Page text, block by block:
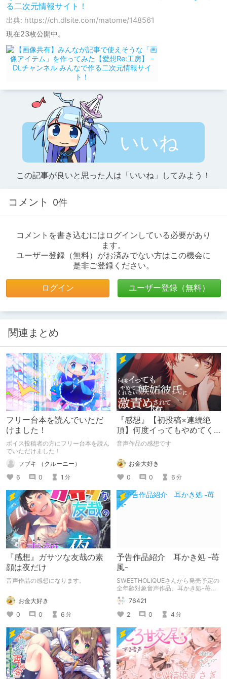
る二次元情報サイト！
出典: https://ch.dlsite.com/matome/148561
現在23枚公開中。
いいね
この記事が良いと思った人は「いいね」してみよう！
コメント 0件
コメントを書き込むにはログインしている必要があり
ます。
ユーザー登録（無料）がお済みでない方はこの機会に
是非ご登録ください。
ログイン ユーザー登録（無料）
関連まとめ
フリー台本を読んでいただ
けました！
ボイス投稿者の方にフリー台本を読ん
でいただけました！
フブキ （クルーニー）
6
0 1 分
『感想』【初投稿×連続絶
頂】何度イってもやめてく
れない嫉妬彼氏に激責めさ
音声作品の感想です
お金大好き
0
0 6 分
『感想』ガサツな友哉の素
顔は夜だけ
音声作品の感想になります。
お金大好き
0
0 6 分
予告作品紹介 耳かき処 -苺
風-
SWEETHOLIQUEさんから発売予定の
全年齢対象音声作品、耳かき処-苺風-
の紹介記事です。
76421
2
0 4 分